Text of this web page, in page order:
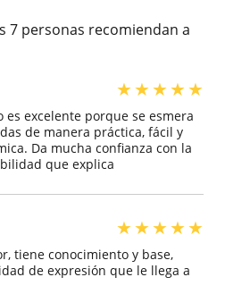
7 personas recomiendan a
★★★★★
es excelente porque se esmera
de manera práctica, fácil y
Da mucha confianza con la
que explica
★★★★★
tiene conocimiento y base,
de expresión que le llega a